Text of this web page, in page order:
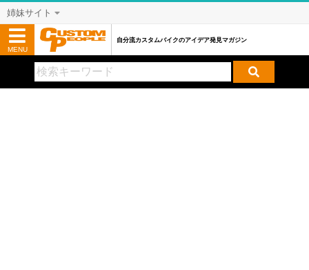
姉妹サイト
MENU
自分流カスタムバイクのアイデア発見マガジン